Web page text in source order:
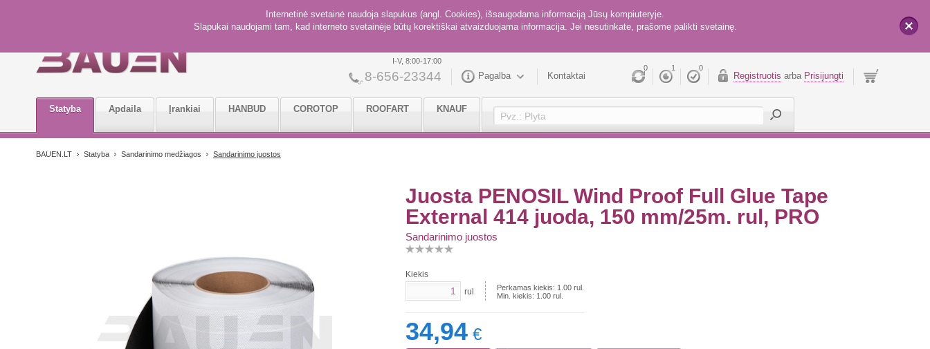
Internetinė svetainė naudoja slapukus (angl. Cookies), išsaugodama informaciją Jūsų kompiuteryje.
Slapukai naudojami tam, kad interneto svetainėje būtų korektiškai atvaizduojama informacija. Jei nesutinkate, prašome palikti svetainę.
0 1 0
Registruotis arba Prisijungti
I-V, 8:00-17:00
8-656-23344 Pagalba Kontaktai
Statyba Apdaila Įrankiai HANBUD COROTOP ROOFART KNAUF
BAUEN.LT Statyba Sandarinimo medžiagos Sandarinimo juostos
Juosta PENOSIL Wind Proof Full Glue Tape
External 414 juoda, 150 mm/25m. rul, PRO
Sandarinimo juostos
Kiekis
rul
Perkamas kiekis: 1.00 rul.
Min. kiekis: 1.00 rul.
34,94 €